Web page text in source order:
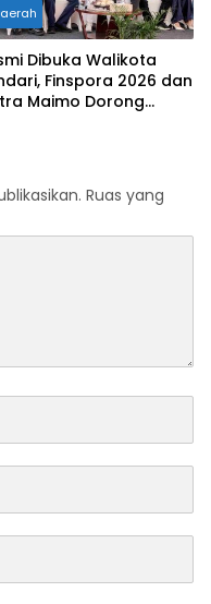
Dibuka Walikota
Finspora 2026 dan
Maimo Dorong
Ruas yang